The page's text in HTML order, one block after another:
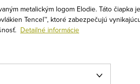
metalickým logom Elodie. Táto čiapka
Tencel™, ktoré zabezpečujú
Detailné informácie